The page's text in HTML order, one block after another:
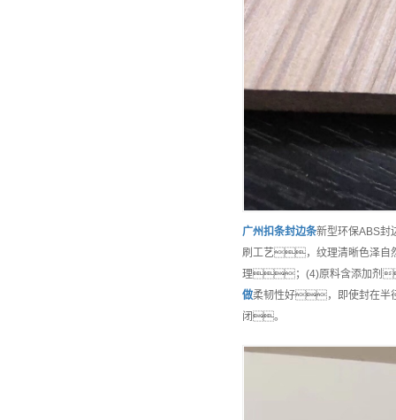
广州扣条封边条新型环保ABS
刷工艺，纹理清晰色泽
理；(4)原料含添加剂
做柔韧性好，即使封在半
闭。